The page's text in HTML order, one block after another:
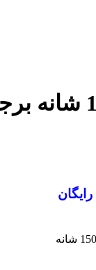
فرش 1500
شانه